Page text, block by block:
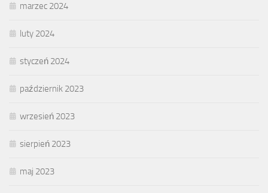
marzec 2024
luty 2024
styczeń 2024
październik 2023
wrzesień 2023
sierpień 2023
maj 2023